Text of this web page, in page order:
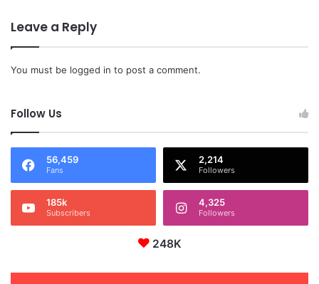
Leave a Reply
You must be logged in to post a comment.
Follow Us
56,459
Fans
2,214
Followers
185k
Subscribers
4,325
Followers
248K